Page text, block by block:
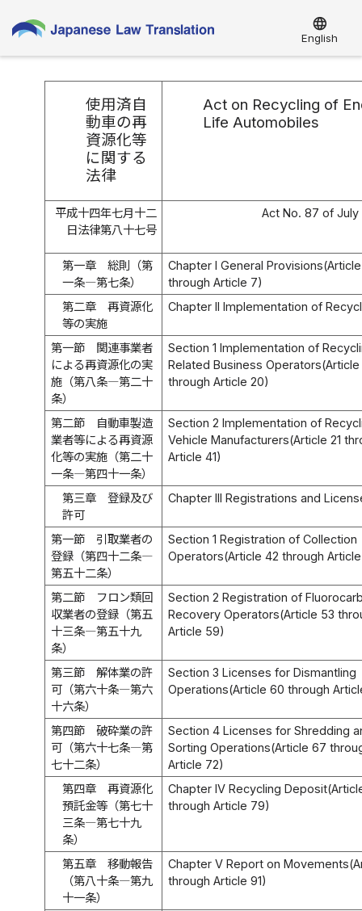
language
English
使用済自
動車の再
資源化等
に関する
法律
Act on Recycling of
Life Automobiles
平成十四年七月十二
日法律第八十七号
Act No. 87 of July
第一章 総則（第
一条―第七条）
Chapter I General Provisions(Article
through Article 7)
第二章 再資源化
等の実施
Chapter II Implementation of
第一節 関連事業者
による再資源化の実
施（第八条―第二十
条）
Section 1 Implementation of
Related Business Operators(Article
through Article 20)
第二節 自動車製造
業者等による再資源
化等の実施（第二十
一条―第四十一条）
Section 2 Implementation of
Vehicle Manufacturers(Article 21
Article 41)
第三章 登録及び
許可
Chapter III Registrations and
第一節 引取業者の
登録（第四十二条―
第五十二条）
Section 1 Registration of Collection
Operators(Article 42 through
第二節 フロン類回
収業者の登録（第五
十三条―第五十九
条）
Section 2 Registration of
Recovery Operators(Article 53
Article 59)
第三節 解体業の許
可（第六十条―第六
十六条）
Section 3 Licenses for Dismantling
Operations(Article 60 through
第四節 破砕業の許
可（第六十七条―第
七十二条）
Section 4 Licenses for Shredding
Sorting Operations(Article 67
Article 72)
第四章 再資源化
預託金等（第七十
三条―第七十九
条）
Chapter IV Recycling
through Article 79)
第五章 移動報告
（第八十条―第九
十一条）
Chapter V Report on
through Article 91)